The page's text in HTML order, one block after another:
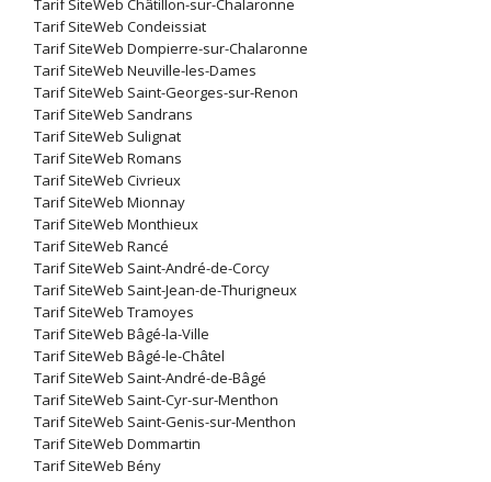
Tarif SiteWeb Châtillon-sur-Chalaronne
Tarif SiteWeb Condeissiat
Tarif SiteWeb Dompierre-sur-Chalaronne
Tarif SiteWeb Neuville-les-Dames
Tarif SiteWeb Saint-Georges-sur-Renon
Tarif SiteWeb Sandrans
Tarif SiteWeb Sulignat
Tarif SiteWeb Romans
Tarif SiteWeb Civrieux
Tarif SiteWeb Mionnay
Tarif SiteWeb Monthieux
Tarif SiteWeb Rancé
Tarif SiteWeb Saint-André-de-Corcy
Tarif SiteWeb Saint-Jean-de-Thurigneux
Tarif SiteWeb Tramoyes
Tarif SiteWeb Bâgé-la-Ville
Tarif SiteWeb Bâgé-le-Châtel
Tarif SiteWeb Saint-André-de-Bâgé
Tarif SiteWeb Saint-Cyr-sur-Menthon
Tarif SiteWeb Saint-Genis-sur-Menthon
Tarif SiteWeb Dommartin
Tarif SiteWeb Bény